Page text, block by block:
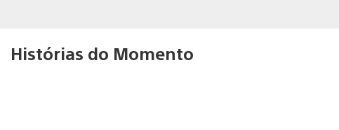
Histórias do Momento